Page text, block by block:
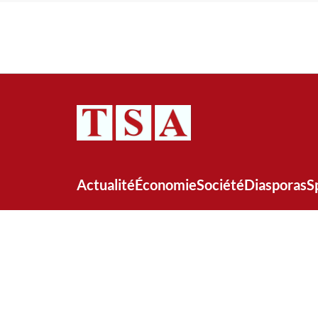
ActualitéÉconomieSociétéDiasporas